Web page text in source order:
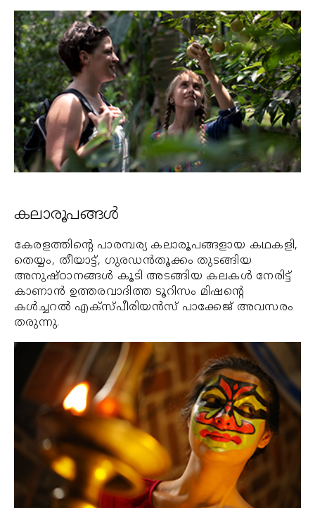
കലാരൂപങ്ങള്‍
കേരളത്തിന്റെ പാരമ്പര്യ കലാരൂപങ്ങളായ കഥകളി,
തെയ്യം, തീയാട്ട്, ഗുരഡന്‍തൂക്കം തുടങ്ങിയ
അനുഷ്ഠാനങ്ങള്‍ കൂടി അടങ്ങിയ കലകള്‍ നേരിട്ട്
കാണാന്‍ ഉത്തരവാദിത്ത ടൂറിസം മിഷന്റെ
കള്‍ച്ചറല്‍ എക്‌സ്പീരിയന്‍സ് പാക്കേജ് അവസരം
തരുന്നു.